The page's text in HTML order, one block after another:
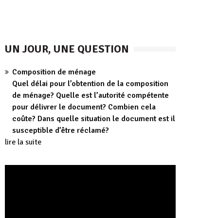
UN JOUR, UNE QUESTION
Composition de ménage
Quel délai pour l’obtention de la composition
de ménage? Quelle est l’autorité compétente
pour délivrer le document? Combien cela
coûte? Dans quelle situation le document est il
susceptible d’être réclamé?
lire la suite